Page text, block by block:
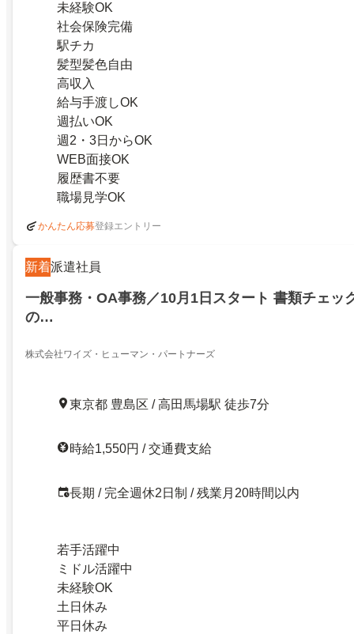
未経験OK
社会保険完備
駅チカ
髪型髪色自由
高収入
給与手渡しOK
週払いOK
週2・3日からOK
WEB面接OK
履歴書不要
職場見学OK
かんたん応募登録エントリー
新着派遣社員
一般事務・OA事務／10月1日スタート 書類チェッ
の…
株式会社ワイズ・ヒューマン・パートナーズ
東京都 豊島区 / 高田馬場駅 徒歩7分
時給1,550円 / 交通費支給
長期 / 完全週休2日制 / 残業月20時間以内
若手活躍中
ミドル活躍中
未経験OK
土日休み
平日休み